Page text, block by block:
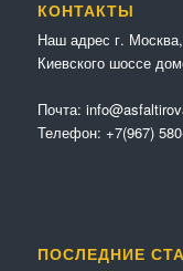
КОНТАКТЫ
Наш адрес г.
Киевского шоссе
Почта:
Телефон: +7(967)
ПОСЛЕДНИЕ